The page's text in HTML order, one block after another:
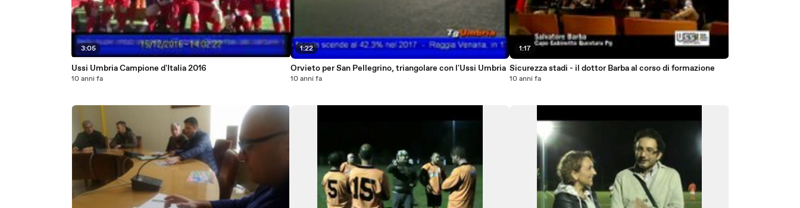
3:05
Ussi Umbria Campione d'Italia 2016
10 anni fa
1:22
Orvieto per San Pellegrino, triangolare con l'Ussi Umbria
10 anni fa
1:17
Sicurezza stadi - il dottor Barba al corso di formazione
10 anni fa